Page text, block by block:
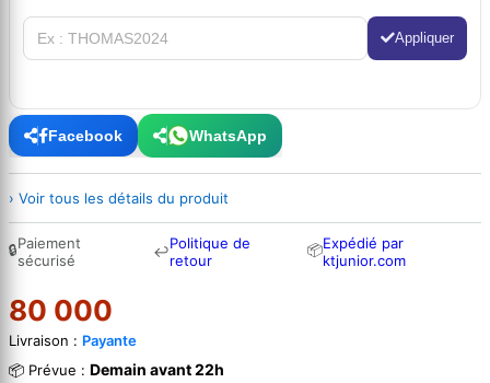
Appliquer
Facebook WhatsApp
› Voir tous les détails du produit
🔒Paiement
sécurisé
↩Politique de
retour
📦Expédié par
ktjunior.com
80 000
Livraison : Payante
📦 Prévue : Demain avant 22h